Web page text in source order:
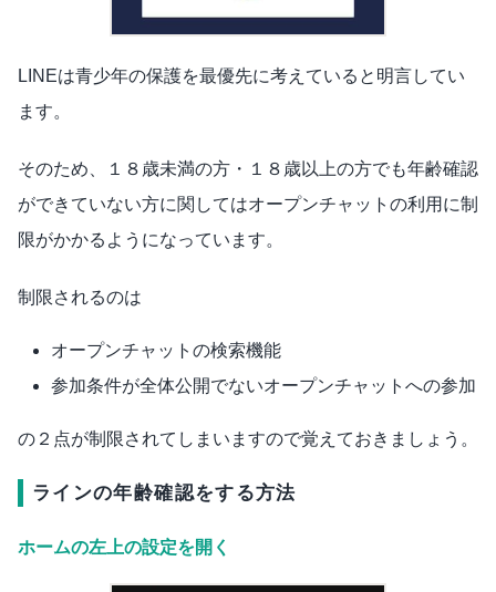
LINEは青少年の保護を最優先に考えていると明言してい
ます。
そのため、１８歳未満の方・１８歳以上の方でも年齢確認
ができていない方に関してはオープンチャットの利用に制
限がかかるようになっています。
制限されるのは
オープンチャットの検索機能
参加条件が全体公開でないオープンチャットへの参加
の２点が制限されてしまいますので覚えておきましょう。
ラインの年齢確認をする方法
ホームの左上の設定を開く